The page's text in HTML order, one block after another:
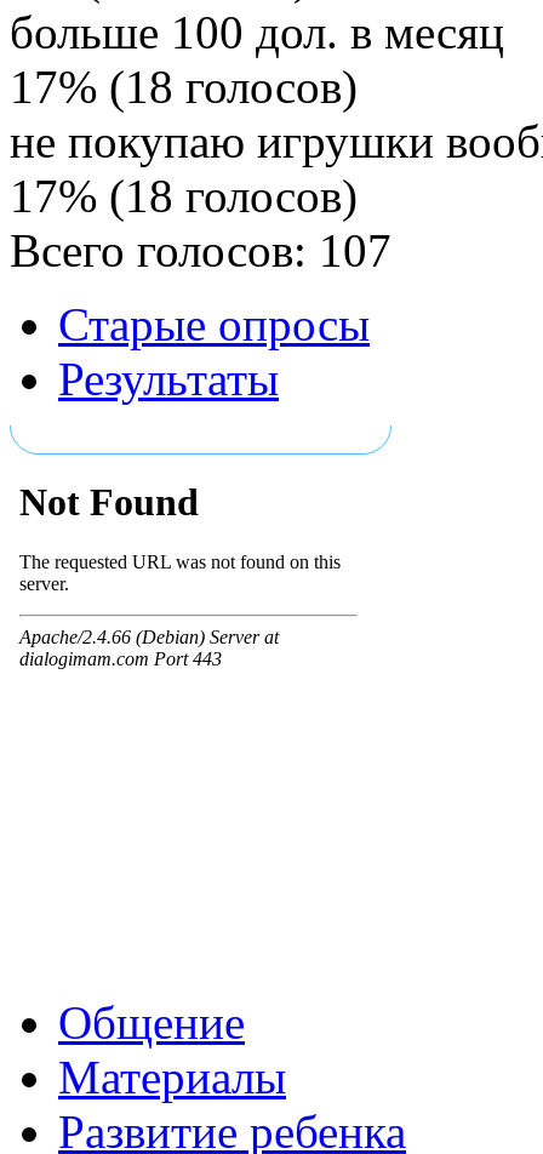
больше 100 дол. в месяц
17% (18 голосов)
не покупаю игрушки
17% (18 голосов)
Всего голосов: 107
Старые опросы
Результаты
Общение
Материалы
Развитие ребенка